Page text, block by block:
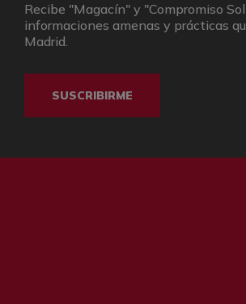
Recibe "Magacín" y "Compromiso
informaciones amenas y prácticas
Madrid.
SUSCRIBIRME